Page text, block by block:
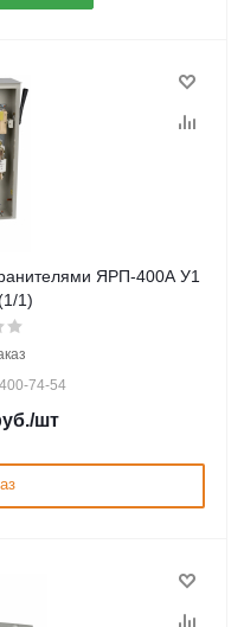
ЯРП-400А У1
1)
74-54
/шт